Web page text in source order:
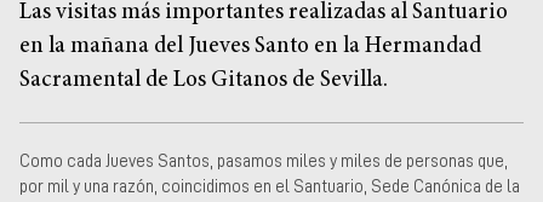
Las visitas más importantes realizadas al Santuario
en la mañana del Jueves Santo en la Hermandad
Sacramental de Los Gitanos de Sevilla.
Como cada Jueves Santos, pasamos miles y miles de personas que,
por mil y una razón, coincidimos en el Santuario, Sede Canónica de la